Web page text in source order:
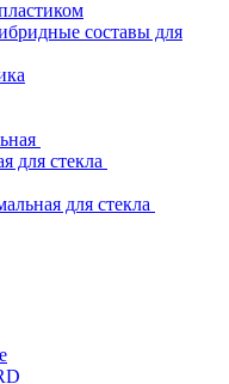
составы для
для стекла
для стекла